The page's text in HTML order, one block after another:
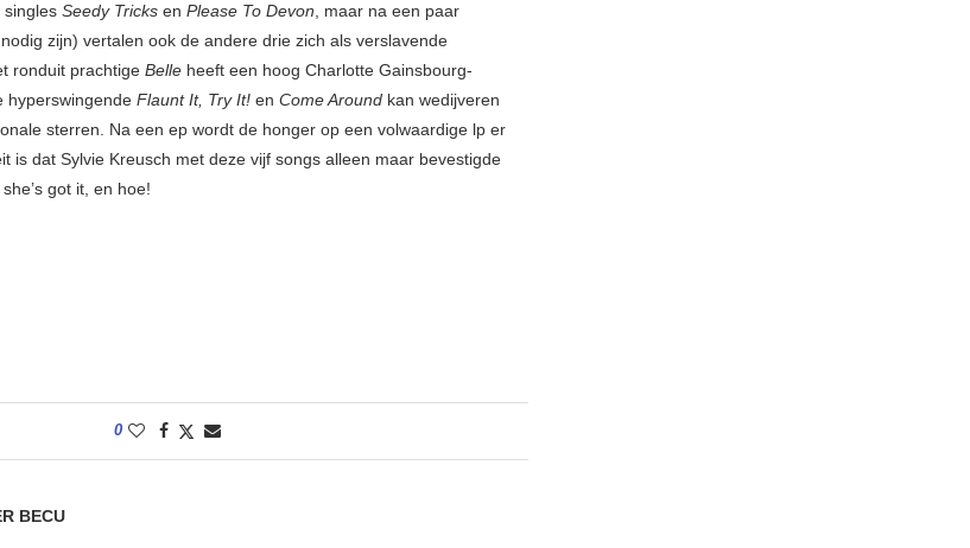
singles Seedy Tricks en Please To Devon, maar na een paar
zijn) vertalen ook de andere drie zich als verslavende
ronduit prachtige Belle heeft een hoog Charlotte Gainsbourg-
hyperswingende Flaunt It, Try It! en Come Around kan wedijveren
sterren. Na een ep wordt de honger op een volwaardige lp er
is dat Sylvie Kreusch met deze vijf songs alleen maar bevestigde
got it, en hoe!
0
BECU